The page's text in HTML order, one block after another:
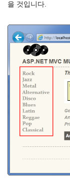
을 것입니다.